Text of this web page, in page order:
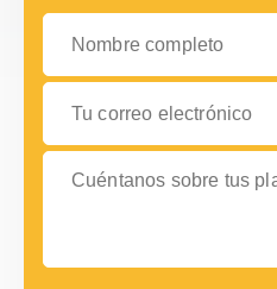
Nombre completo
Tu correo electrónico
Cuéntanos sobre tus planes